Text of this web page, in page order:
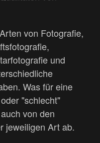
von Fotografie,
und
Was für eine
"schlecht"
von den
jeweiligen Art ab.